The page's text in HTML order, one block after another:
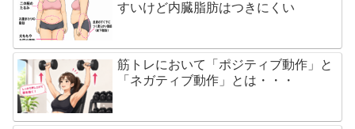
すいけど内臓脂肪はつきにくい
筋トレにおいて「ポジティブ動作」と
「ネガティブ動作」とは・・・